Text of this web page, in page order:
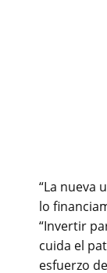
“La nueva
lo
“Invertir
cuida el
esfuerzo